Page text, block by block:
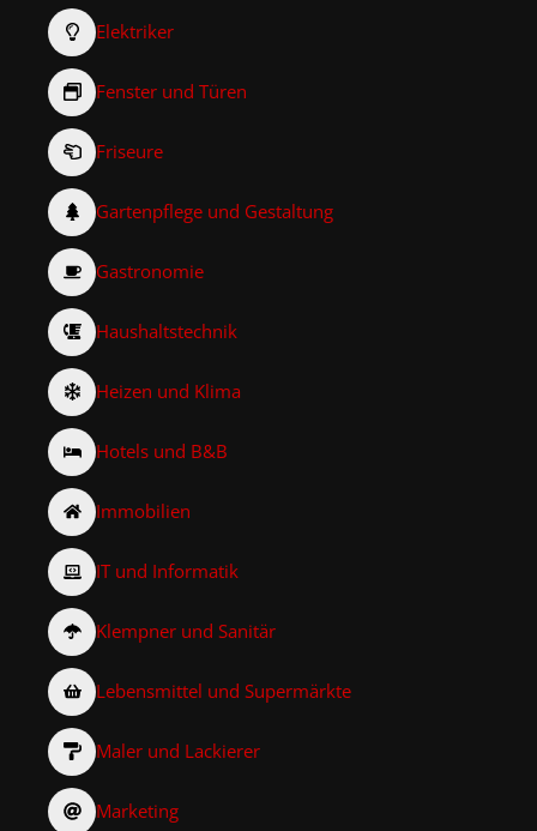
Elektriker
Fenster und Türen
Friseure
Gartenpflege und Gestaltung
Gastronomie
Haushaltstechnik
Heizen und Klima
Hotels und B&B
Immobilien
IT und Informatik
Klempner und Sanitär
Lebensmittel und Supermärkte
Maler und Lackierer
Marketing